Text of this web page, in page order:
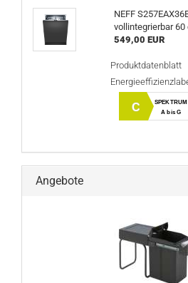
NEFF
vollintegrierbar 60
549,00 EUR
Produktdatenblatt
C
SPEKTRUM
A bis G
Angebote